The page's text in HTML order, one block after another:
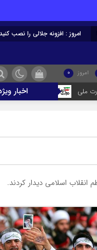
امروز : افزونه جلالی را نصب
امروز 0
اخبار
توسعه، نان نیست که بخرند؛